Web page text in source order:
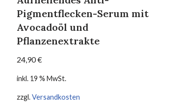
Pigmentflecken-Serum mit
Avocadoöl und
Pflanzenextrakte
24,90€
inkl. 19 % MwSt.
zzgl.Versandkosten